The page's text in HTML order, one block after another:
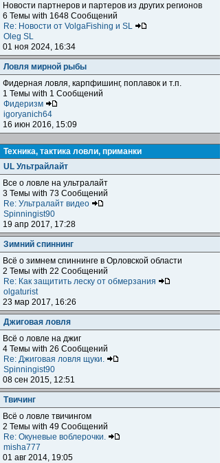
Новости партнеров и партеров из других регионов
6 Темы with 1648 Сообщений
Re: Новости от VolgaFishing и SL
Oleg SL
01 ноя 2024, 16:34
Ловля мирной рыбы
Фидерная ловля, карпфишинг, поплавок и т.п.
1 Темы with 1 Сообщений
Фидеризм
igoryanich64
16 июн 2016, 15:09
Техника, тактика ловли, приманки
UL Ультрайлайт
Все о ловле на ультралайт
3 Темы with 73 Сообщений
Re: Ультралайт видео
Spinningist90
19 апр 2017, 17:28
Зимний спиннинг
Всё о зимнем спиннинге в Орловской области
2 Темы with 22 Сообщений
Re: Как защитить леску от обмерзания
olgaturist
23 мар 2017, 16:26
Джиговая ловля
Всё о ловле на джиг
4 Темы with 26 Сообщений
Re: Джиговая ловля щуки.
Spinningist90
08 сен 2015, 12:51
Твичинг
Всё о ловле твичингом
2 Темы with 49 Сообщений
Re: Окуневые воблерочки.
misha777
01 авг 2014, 19:05